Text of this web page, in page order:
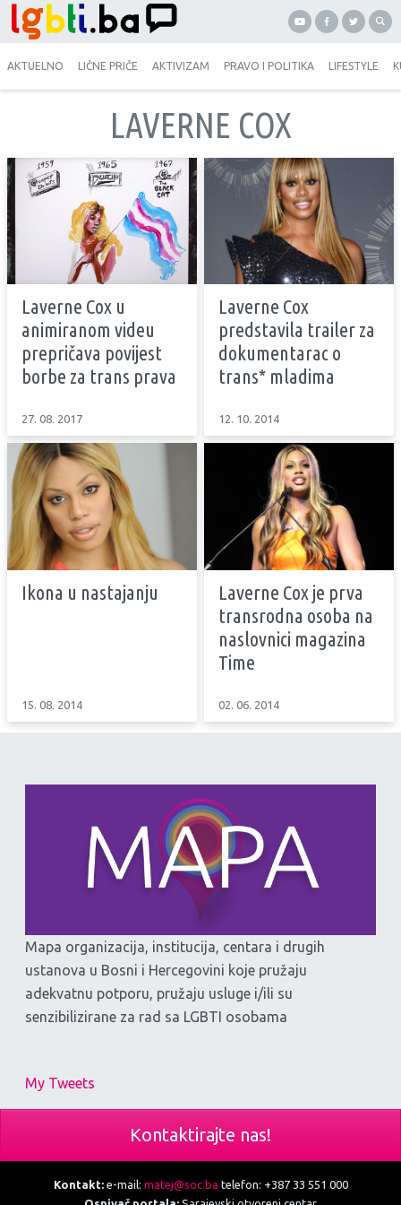
AKTUELNO LIČNE PRIČE AKTIVIZAM PRAVO I POLITIKA LIFESTYLE
LAVERNE COX
Laverne Cox u
animiranom videu
prepričava povijest
borbe za trans prava
27. 08. 2017
Laverne Cox
predstavila trailer za
dokumentarac o
trans* mladima
12. 10. 2014
Ikona u nastajanju
15. 08. 2014
Laverne Cox je prva
transrodna osoba na
naslovnici magazina
Time
02. 06. 2014
Mapa organizacija, institucija, centara i drugih
ustanova u Bosni i Hercegovini koje pružaju
adekvatnu potporu, pružaju usluge i/ili su
senzibilizirane za rad sa LGBTI osobama
My Tweets
Kontaktirajte nas!
Kontakt:e-mail: matej@soc.ba telefon: +387 33 551 000